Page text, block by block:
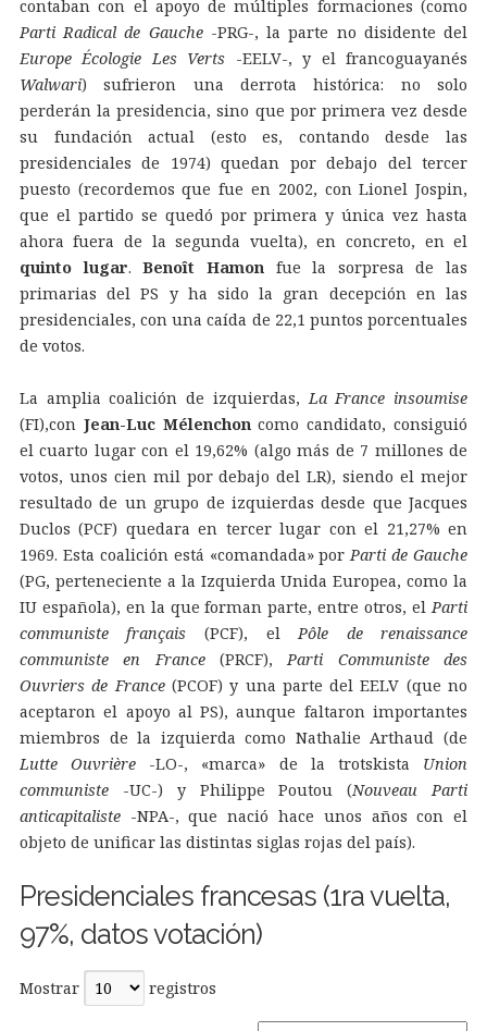
contaban con el apoyo de múltiples formaciones (como
Parti Radical de Gauche-PRG-, la parte no disidente del
Europe Écologie Les Verts -EELV-, y el francoguayanés
Walwari) sufrieron una derrota histórica: no solo
perderán la presidencia, sino que por primera vez desde
su fundación actual (esto es, contando desde las
presidenciales de 1974) quedan por debajo del tercer
puesto (recordemos que fue en 2002, con Lionel Jospin,
que el partido se quedó por primera y única vez hasta
ahora fuera de la segunda vuelta), en concreto, en el
quinto lugar.Benoît Hamonfue la sorpresa de las
primarias del PS y ha sido la gran decepción en las
presidenciales, con una caída de 22,1 puntos porcentuales
de votos.
La amplia coalición de izquierdas,La France insoumise
(FI),con Jean-Luc Mélenchoncomo candidato, consiguió
el cuarto lugar con el 19,62% (algo más de 7 millones de
votos, unos cien mil por debajo del LR), siendo el mejor
resultado de un grupo de izquierdas desde que Jacques
Duclos (PCF) quedara en tercer lugar con el 21,27% en
1969. Esta coalición está «comandada» porParti de Gauche
(PG, perteneciente a la Izquierda Unida Europea, como la
IU española), en la que forman parte, entre otros, elParti
communiste français (PCF), elPôle de renaissance
communiste en France(PRCF),Parti Communiste des
Ouvriers de France(PCOF) y una parte del EELV (que no
aceptaron el apoyo al PS), aunque faltaron importantes
miembros de la izquierda como Nathalie Arthaud (de
Lutte Ouvrière -LO-, «marca» de la trotskista Union
communiste-UC-) y Philippe Poutou (Nouveau Parti
anticapitaliste-NPA-, que nació hace unos años con el
objeto de unificar las distintas siglas rojas del país).
Presidenciales francesas (1ra vuelta,
97%, datos votación)
Mostrar registros